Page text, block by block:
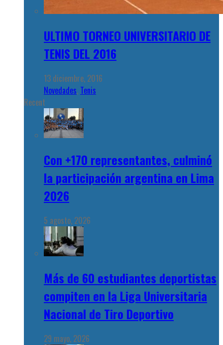
ULTIMO TORNEO UNIVERSITARIO DE
TENIS DEL 2016
13 diciembre, 2016
Novedades, Tenis
Recent
Con +170 representantes, culminó
la participación argentina en Lima
2026
5 agosto, 2026
Más de 60 estudiantes deportistas
compiten en la Liga Universitaria
Nacional de Tiro Deportivo
29 mayo, 2026